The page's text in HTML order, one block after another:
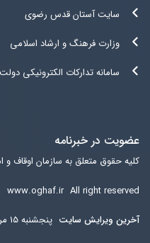
سایت آستان قدس رضوی
وزارت فرهنگ و ارشاد اسلامی
سامانه تدارکات الکترونیکی دولت
عضویت در خبرنامه
کلیه حقوق متعلق به سازمان اوقاف
www.oghaf.ir All right reserved
آخرين ويرايش سایت پنجشنبه 15 مرداد 1405 13:50:12